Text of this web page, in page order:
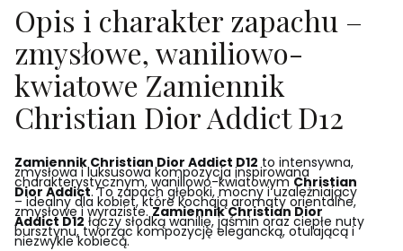
Opis i charakter zapachu –
zmysłowe, waniliowo-
kwiatowe Zamiennik
Christian Dior Addict D12
Zamiennik Christian Dior Addict D12 to intensywna,
zmysłowa i luksusowa kompozycja inspirowana
charakterystycznym, waniliowo-kwiatowymChristian
Dior Addict. To zapach głęboki, mocny i uzależniający
– idealny dla kobiet, które kochają aromaty orientalne,
zmysłowe i wyraziste.Zamiennik Christian Dior
Addict D12 łączy słodką wanilię, jaśmin oraz ciepłe nuty
bursztynu, tworząc kompozycję elegancką, otulającą i
niezwykle kobiecą.